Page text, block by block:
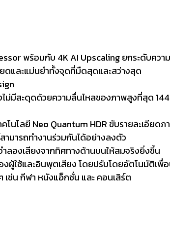
พร้อมกับ 4K AI Upscaling ยกระดับควา
ดและแม่นยำทั้งจุดที่มืดสุดและสว่างสุด
ม่มีสะดุดด้วยความลื่นไหลของภาพสูงที่สุด
นโลยี Neo Quantum HDR ขับรายละเอียด
ามารถทำงานร่วมกันได้อย่างลงตัว
ลองเสียงจากทิศทางด้านบนให้สมจริงยิ่งขึ้น
งผู้ใช้และอินพุตเสียง โดยปรับโดยอัตโนมัติเ
ช่น กีฬา หนังแอ็กชั่น และ คอนเสิร์ต